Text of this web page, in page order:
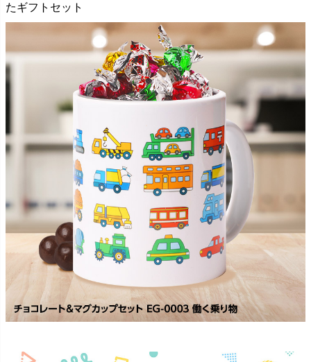
たギフトセット